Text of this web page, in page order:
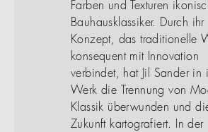
Farben und Texturen
Bauhausklassiker. Durch ihr
Konzept, das traditionelle
konsequent mit Innovation
verbindet, hat Jil Sander in
Werk die Trennung von
Klassik überwunden und
Zukunft kartografiert. In der